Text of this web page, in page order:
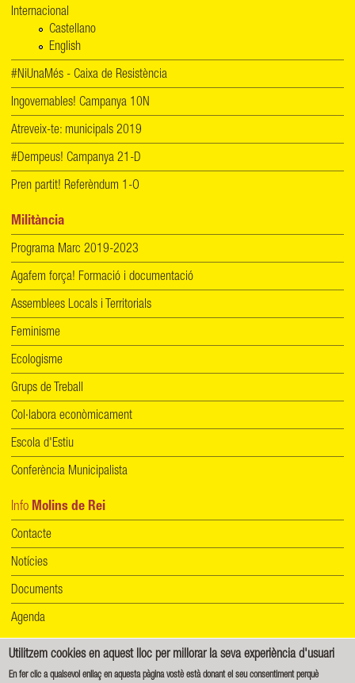
Internacional
Castellano
English
#NiUnaMés - Caixa de Resistència
Ingovernables! Campanya 10N
Atreveix-te: municipals 2019
#Dempeus! Campanya 21-D
Pren partit! Referèndum 1-O
Militància
Programa Marc 2019-2023
Agafem força! Formació i documentació
Assemblees Locals i Territorials
Feminisme
Ecologisme
Grups de Treball
Col·labora econòmicament
Escola d'Estiu
Conferència Municipalista
Info Molins de Rei
Contacte
Notícies
Documents
Agenda
Informació de protecció de dades Política de cookies
Utilitzem cookies en aquest lloc per millorar la seva experiència d'usuari
En fer clic a qualsevol enllaç en aquesta pàgina vostè està donant el seu consentiment perquè